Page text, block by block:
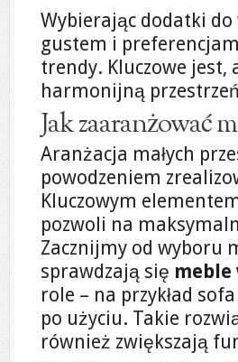
Wybierając dodatki
gustem i
trendy. Kluczowe jest,
harmonijną
Jak zaaranżować
Aranżacja małych
powodzeniem
Kluczowym
pozwoli na
Zacznijmy od wyboru
sprawdzają się
role – na przykład
po użyciu. Takie
również zwiększają